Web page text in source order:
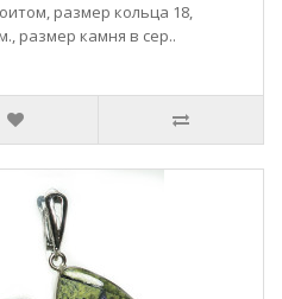
размер кольца 18,
размер камня в сер..